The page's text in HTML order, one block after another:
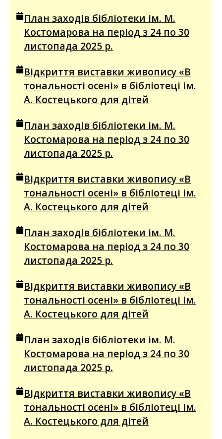
План заходів бібліотеки ім. М.
Костомарова на період з 24 по 30
листопада 2025 р.
Відкриття виставки живопису «В
тональності осені» в бібліотеці ім.
А. Костецького для дітей
План заходів бібліотеки ім. М.
Костомарова на період з 24 по 30
листопада 2025 р.
Відкриття виставки живопису «В
тональності осені» в бібліотеці ім.
А. Костецького для дітей
План заходів бібліотеки ім. М.
Костомарова на період з 24 по 30
листопада 2025 р.
Відкриття виставки живопису «В
тональності осені» в бібліотеці ім.
А. Костецького для дітей
План заходів бібліотеки ім. М.
Костомарова на період з 24 по 30
листопада 2025 р.
Відкриття виставки живопису «В
тональності осені» в бібліотеці ім.
А. Костецького для дітей